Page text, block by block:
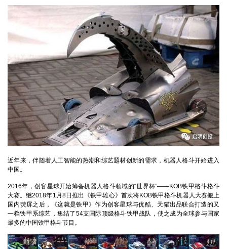
近年来，伴随着人工智能的热潮和综艺题材创新的需求，机器人格斗开始进入
中国。
2016年，创客星球开始筹备机器人格斗领域的“世界杯”——KOB铁甲格斗格斗
大赛。继2018年1月8日推出《铁甲雄心》首次将KOB铁甲格斗机器人大赛搬上
国内荧屏之后，《这就是铁甲》作为创客星球与优酷、天猫出品联合打造的又
一档铁甲系综艺，集结了54支国际顶级格斗铁甲战队，使之成为全球参与国家
最多的中国铁甲格斗节目。